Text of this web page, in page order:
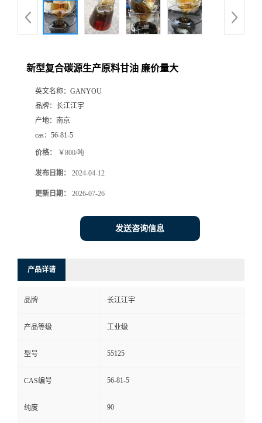
新型复合碳源生产原料甘油 廉价量大
英文名称： GANYOU
品牌： 长江江宇
产地： 南京
cas： 56-81-5
价格： ￥800/吨
发布日期： 2024-04-12
更新日期： 2026-07-26
发送咨询信息
产品详请
品牌 长江江宇
产品等级 工业级
型号 55125
CAS编号 56-81-5
纯度 90